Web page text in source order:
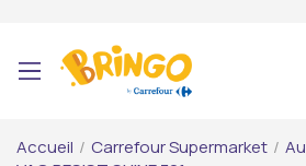
Accueil / Carrefour Supermarket /